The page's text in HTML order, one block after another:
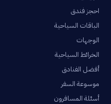
احجز فندق
الباقات السياحية
الوجهات
الخرائط السياحية
أفضل الفنادق
موسوعة السفر
أسئلة المسافرون